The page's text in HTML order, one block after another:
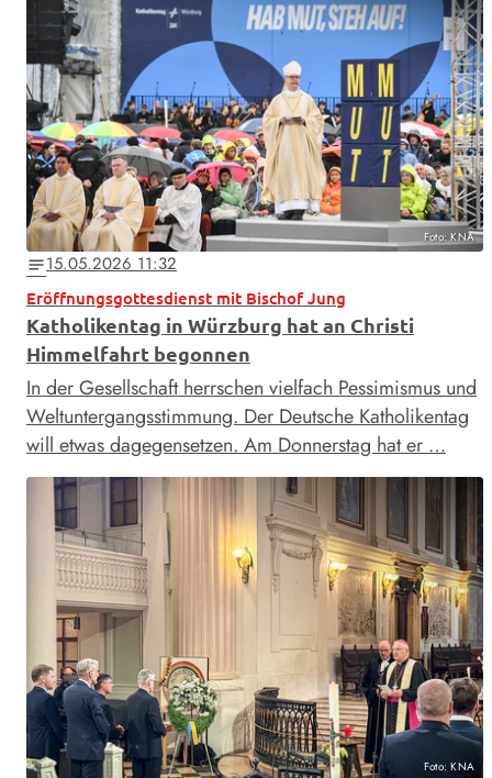
Foto: KNA
notes15.05.2026 11:32
Eröffnungsgottesdienst mit Bischof Jung
Katholikentag in Würzburg hat an Christi
Himmelfahrt begonnen
In der Gesellschaft herrschen vielfach Pessimismus und
Weltuntergangsstimmung. Der Deutsche Katholikentag
will etwas dagegensetzen. Am Donnerstag hat er …
Foto: KNA